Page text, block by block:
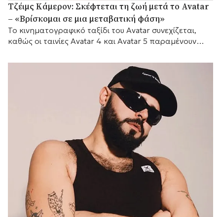
Τζέιμς Κάμερον: Σκέφτεται τη ζωή μετά το Avatar
– «Βρίσκομαι σε μια μεταβατική φάση»
Το κινηματογραφικό ταξίδι του Avatar συνεχίζεται,
καθώς οι ταινίες Avatar 4 και Avatar 5 παραμένουν
αντίστοιχα